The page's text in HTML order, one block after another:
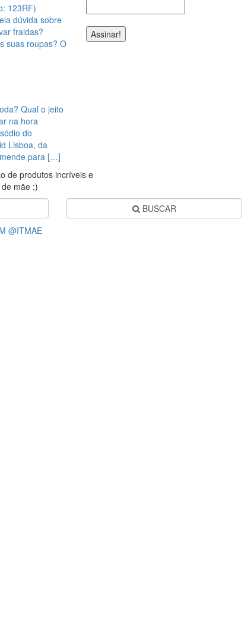
123RF)
dúvida sobre
fraldas?
suas roupas? O
Qual o jeito
na hora
do
Lisboa, da
para […]
de produtos incríveis e
mãe ;)
BUSCAR
@ITMAE